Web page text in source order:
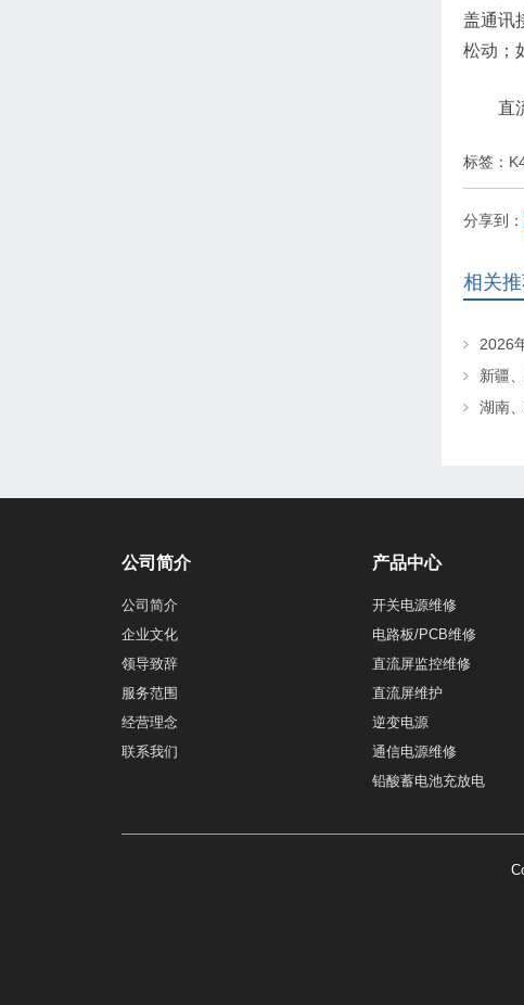
盖通讯
松动；
直
标签：
分享到：
相关
公司简介
公司简介
企业文化
领导致辞
服务范围
经营理念
联系我们
产品中心
开关电源维修
电路板/PCB维修
直流屏监控维修
直流屏维护
逆变电源
通信电源维修
铅酸蓄电池充放电